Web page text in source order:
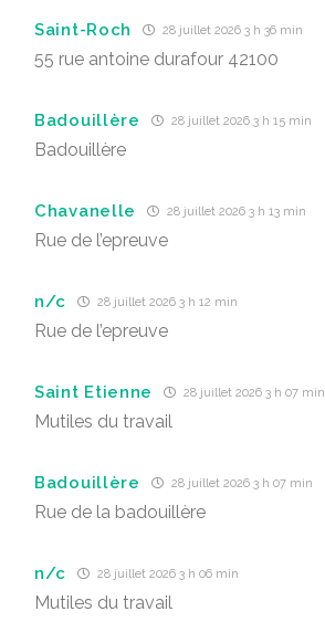
Saint-Roch 28 juillet 2026 3 h 36 min
55 rue antoine durafour 42100
Badouillère 28 juillet 2026 3 h 15 min
Badouillère
Chavanelle 28 juillet 2026 3 h 13 min
Rue de l’epreuve
n/c 28 juillet 2026 3 h 12 min
Rue de l’epreuve
Saint Etienne 28 juillet 2026 3 h 07 min
Mutiles du travail
Badouillère 28 juillet 2026 3 h 07 min
Rue de la badouillère
n/c 28 juillet 2026 3 h 06 min
Mutiles du travail